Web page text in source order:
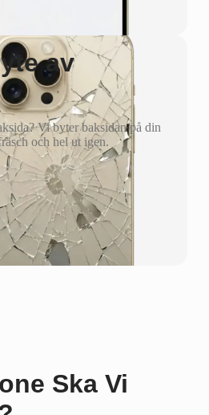
av
Vi byter baksidan på din
och hel ut igen.
Ska Vi